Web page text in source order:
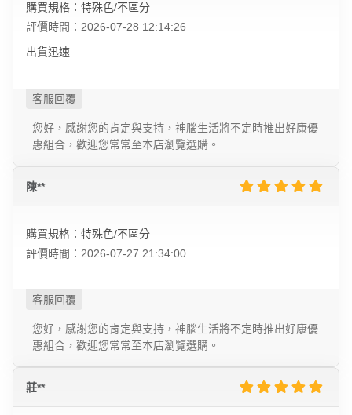
購買規格：特殊色/不區分
評價時間：2026-07-28 12:14:26
出貨迅速
您好，感謝您的肯定與支持，神腦生活將不定時推出好康優
惠組合，歡迎您常常至本店瀏覽選購。
陳**
購買規格：特殊色/不區分
評價時間：2026-07-27 21:34:00
您好，感謝您的肯定與支持，神腦生活將不定時推出好康優
惠組合，歡迎您常常至本店瀏覽選購。
莊**